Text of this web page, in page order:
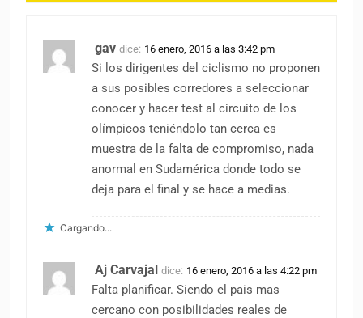
gav dice: 16 enero, 2016 a las 3:42 pm
Si los dirigentes del ciclismo no proponen
a sus posibles corredores a seleccionar
conocer y hacer test al circuito de los
olímpicos teniéndolo tan cerca es
muestra de la falta de compromiso, nada
anormal en Sudamérica donde todo se
deja para el final y se hace a medias.
Cargando...
Aj Carvajal dice: 16 enero, 2016 a las 4:22 pm
Falta planificar. Siendo el pais mas
cercano con posibilidades reales de